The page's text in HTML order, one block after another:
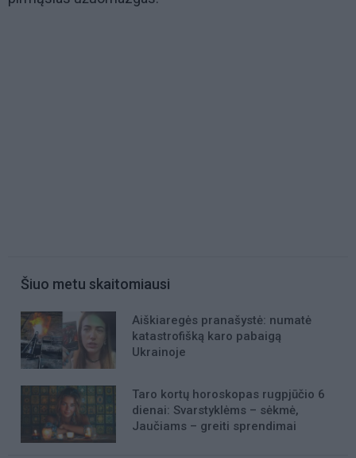
Šiuo metu skaitomiausi
Aiškiaregės pranašystė: numatė
katastrofišką karo pabaigą
Ukrainoje
Taro kortų horoskopas rugpjūčio 6
dienai: Svarstyklėms – sėkmė,
Jaučiams – greiti sprendimai